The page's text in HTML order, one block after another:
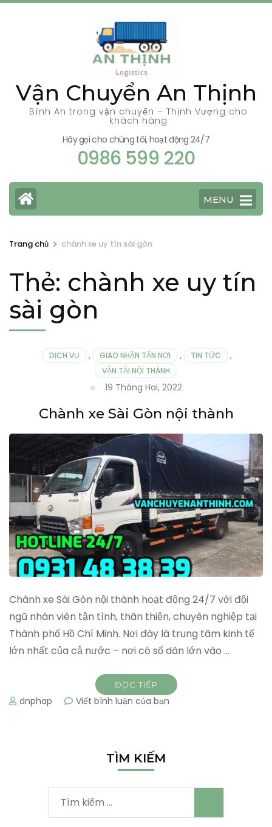
Bỏ
dungVận Chuyển An Thịnh
Bình An trong vận chuyển – Thịnh Vượng cho
khách hàng
Hãy gọi cho chúng tôi, hoạt động 24/7
0986 599 220
MENU
Trang chủ > chành xe uy tín sài gòn
Thẻ: chành xe uy tín
sài gòn
DỊCH VỤ , GIAO NHẬN TẬN NƠI , TIN TỨC
,
VẬN TẢI NỘI THÀNH
19 Tháng Hai, 2022
Chành xe Sài Gòn nội thành
Chành xe Sài Gòn nội thành hoạt động 24/7 với đội
ngũ nhân viên tận tình, thân thiện, chuyên nghiệp tại
Thành phố Hồ Chí Minh. Nơi đây là trung tâm kinh tế
lớn nhất của cả nước – nơi có số dân lớn vào …
ĐỌC TIẾP
dnphap Viết bình luận của bạn
TÌM KIẾM
Tìm
kiếm